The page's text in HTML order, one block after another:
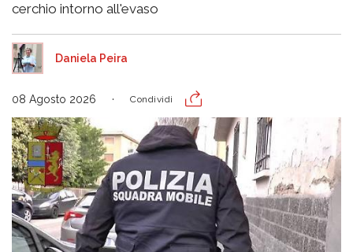
cerchio intorno all'evaso
Daniela Peira
08 Agosto 2026 Condividi